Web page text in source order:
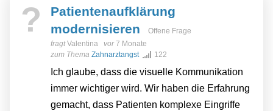
?
Patientenaufklärung
modernisieren
Offene Frage
fragtValentina vor7 Monate
zum Thema Zahnarztangst 122
Ich glaube, dass die visuelle Kommunikation
immer wichtiger wird. Wir haben die Erfahrung
gemacht, dass Patienten komplexe Eingriffe